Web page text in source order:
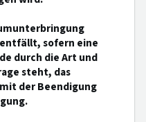
sofern eine
durch die Art und
steht, das
der Beendigung